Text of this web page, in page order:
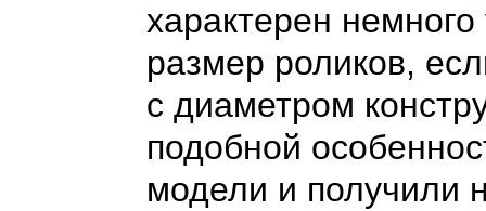
характерен
размер роликов,
с диаметром
подобной
модели и получили